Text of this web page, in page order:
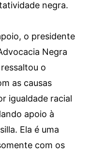
negra.
o presidente
Negra
o
as causas
igualdade racial
apoio à
Ela é uma
com os